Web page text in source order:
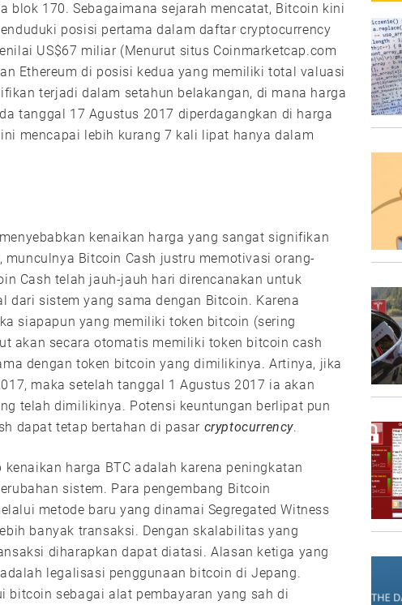
blok 170. Sebagaimana sejarah mencatat, Bitcoin kini
posisi pertama dalam daftar cryptocurrency
US$67 miliar (Menurut situs Coinmarketcap.com
Ethereum di posisi kedua yang memiliki total valuasi
terjadi dalam setahun belakangan, di mana harga
tanggal 17 Agustus 2017 diperdagangkan di harga
mencapai lebih kurang 7 kali lipat hanya dalam
kenaikan harga yang sangat signifikan
Bitcoin Cash justru memotivasi orang-
Cash telah jauh-jauh hari direncanakan untuk
sistem yang sama dengan Bitcoin. Karena
siapapun yang memiliki token bitcoin (sering
akan secara otomatis memiliki token bitcoin cash
dengan token bitcoin yang dimilikinya. Artinya, jika
maka setelah tanggal 1 Agustus 2017 ia akan
telah dimilikinya. Potensi keuntungan berlipat pun
dapat tetap bertahan di pasar cryptocurrency.
harga BTC adalah karena peningkatan
sistem. Para pengembang Bitcoin
metode baru yang dinamai Segregated Witness
banyak transaksi. Dengan skalabilitas yang
diharapkan dapat diatasi. Alasan ketiga yang
legalisasi penggunaan bitcoin di Jepang.
bitcoin sebagai alat pembayaran yang sah di